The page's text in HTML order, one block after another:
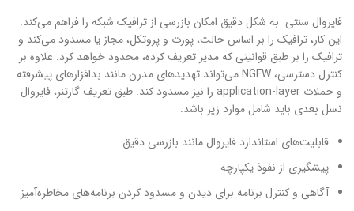
فایروال سنتی به شکل دقیق امکان بازرسی از ترافیک شبکه را فراهم می‌کند.
این کار، ترافیک را بر اساس حالت، پورت و پروتکل، مجاز یا مسدود می‌کند و
ترافیک را بر طبق قوانینی که مدیر تعریف کرده، محدود خواهد کرد. علاوه بر
کنترل دسترسی، NGFW می‌تواند تهدیدهای مدرن مانند بدافزارهای پیشرفته
و حملات application-layer را نیز مسدود کند. طبق تعریف گارتنر، فایروال
نسل بعدی باید شامل موارد زیر باشد:
قابلیت‌های استاندارد فایروال مانند بازرسی دقیق
پیشگیری از نفوذ یکپارچه
آگاهی و کنترل برنامه برای دیدن و مسدود کردن برنامه‌های مخاطره‌آمیز